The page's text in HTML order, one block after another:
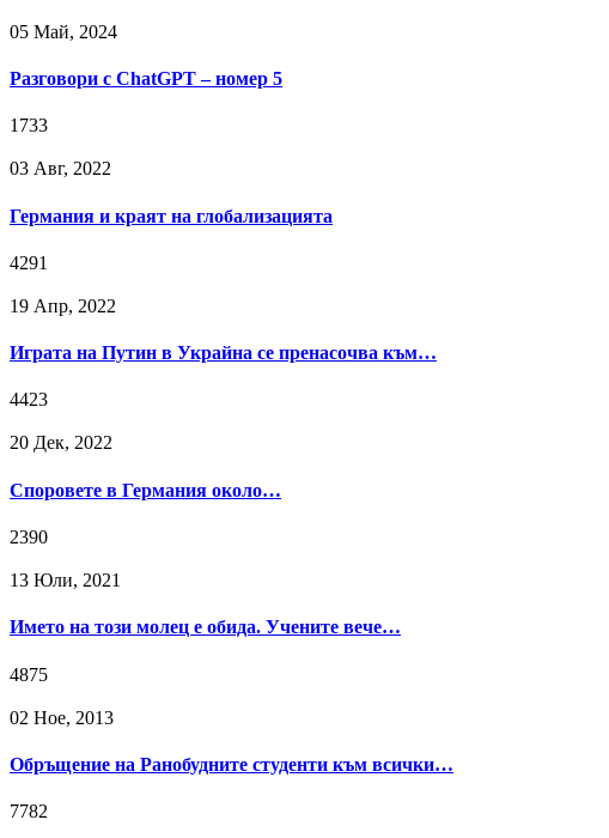
05 Май, 2024
Разговори с ChatGPT – номер 5
1733
03 Авг, 2022
Германия и краят на глобализацията
4291
19 Апр, 2022
Играта на Путин в Украйна се пренасочва към…
4423
20 Дек, 2022
Споровете в Германия около…
2390
13 Юли, 2021
Името на този молец е обида. Учените вече…
4875
02 Ное, 2013
Обръщение на Ранобудните студенти към всички…
7782